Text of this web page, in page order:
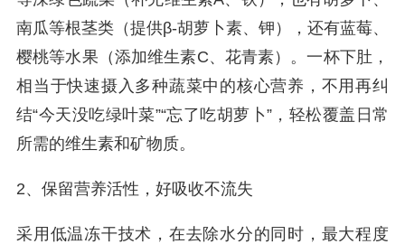
南瓜等根茎类（提供β-胡萝卜素、钾），还有蓝莓、
樱桃等水果（添加维生素C、花青素）。一杯下肚，
相当于快速摄入多种蔬菜中的核心营养，不用再纠
结“今天没吃绿叶菜”“忘了吃胡萝卜”，轻松覆盖日常
所需的维生素和矿物质。
2、保留营养活性，好吸收不流失
采用低温冻干技术，在去除水分的同时，最大程度